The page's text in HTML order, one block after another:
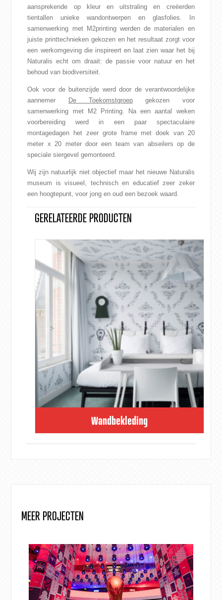
aansprekende op kleur en uitstraling en creëerden
tientallen unieke wandontwerpen en glasfolies. In
samenwerking met M2printing werden de materialen en
juiste printtechnieken gekozen en het resultaat zorgt voor
een werkomgeving die inspireert en laat zien waar het bij
Naturalis echt om draait: de passie voor natuur en het
behoud van biodiversiteit.
Ook voor de buitenzijde werd door de verantwoordelijke
aannemer
De Toekomstgroep gekozen voor
samenwerking met M2 Printing. Na een aantal weken
voorbereiding werd in een paar spectaculaire
montagedagen het zeer grote frame met doek van 20
meter x 20 meter door een team van abseilers op de
speciale siergevel gemonteerd.
Wij zijn natuurlijk niet objectief maar het nieuwe Naturalis
museum is visueel, technisch en educatief zeer zeker
een hoogtepunt, voor jong en oud een bezoek waard.
GERELATEERDE PRODUCTEN
Wandbekleding
MEER PROJECTEN